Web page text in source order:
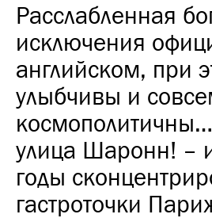
Расслабленная
исключения
английском, при
улыбчивы и
улица Шаронн! –
годы
гастроточки